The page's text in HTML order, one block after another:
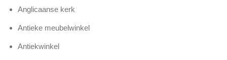
Anglicaanse kerk
Antieke meubelwinkel
Antiekwinkel